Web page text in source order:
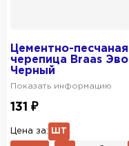
Цементно-песчаная
черепица Braas Эво
Черный
Показать информацию
131 ₽
Цена за: ШТ